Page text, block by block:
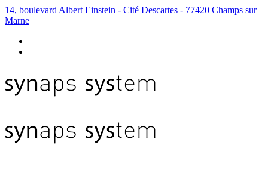
14, boulevard Albert Einstein - Cité Descartes - 77420 Champs sur
Marne